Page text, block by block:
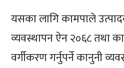
यसका लागि कामपाले
व्यवस्थापन ऐन २०६८ तथा
वर्गीकरण गर्नुपर्ने कानुनी